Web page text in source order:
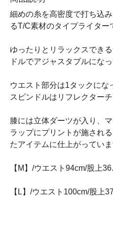
細めの糸を高密度で打ち込
るT/C素材のタイプライター
ゆったりとリラックスでき
ドルでアジャスタブルになっ
ウエスト部分は1タックに
スピンドルはリフレクターチ
膝には立体ダーツが入り、
ラップにプリントが施され
たアイテムに仕上がっていま
【M】/ウエスト94cm/股上
【L】/ウエスト100cm/股上